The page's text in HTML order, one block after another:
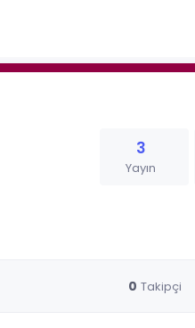
3
Yayın
0 Takipçi